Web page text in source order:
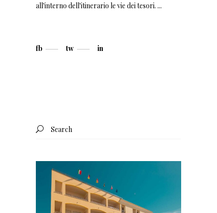
all'interno dell'itinerario le vie dei tesori.
fb tw in
Search
for: